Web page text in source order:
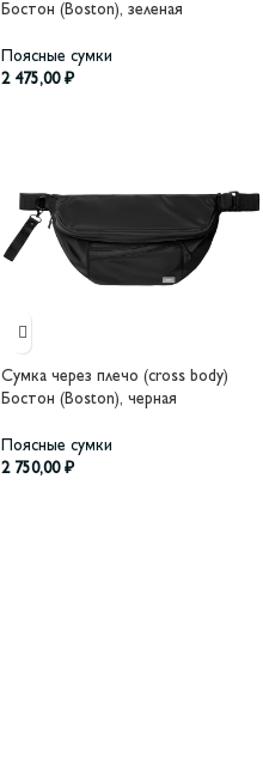
Бостон (Boston), зеленая
Поясные сумки
2 475,00 ₽
Сумка через плечо (cross body)
Бостон (Boston), черная
Поясные сумки
2 750,00 ₽